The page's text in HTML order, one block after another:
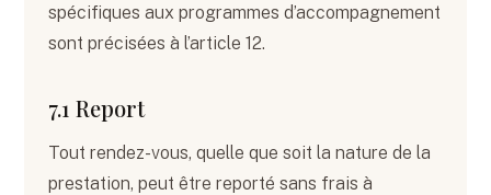
spécifiques aux programmes d’accompagnement
sont précisées à l’article 12.
7.1 Report
Tout rendez-vous, quelle que soit la nature de la
prestation, peut être reporté sans frais à